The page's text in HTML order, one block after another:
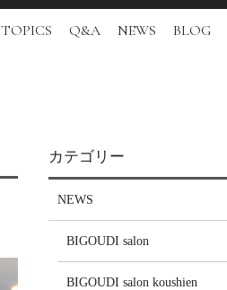
TOPICS Q&A NEWS BLOG
カテゴリー
NEWS
BIGOUDI salon
BIGOUDI salon koushien